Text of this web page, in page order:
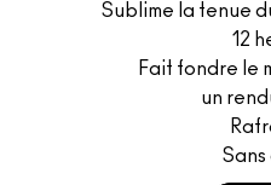
Sublime la tenue
12
Fait fondre le
un
Sans